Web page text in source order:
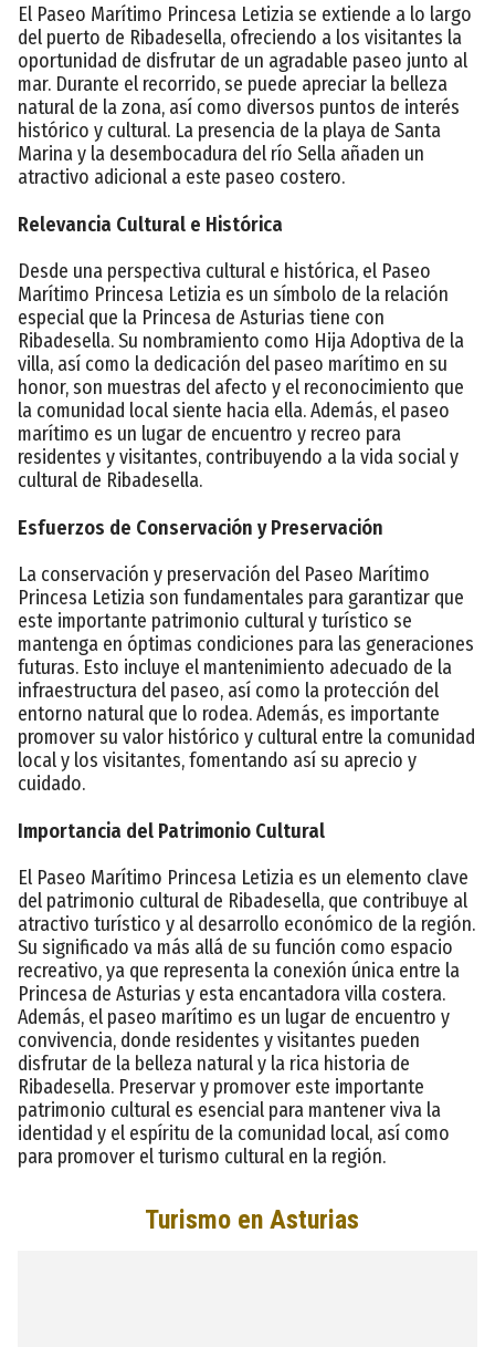
El Paseo Marítimo Princesa Letizia se extiende a lo largo
del puerto de Ribadesella, ofreciendo a los visitantes la
oportunidad de disfrutar de un agradable paseo junto al
mar. Durante el recorrido, se puede apreciar la belleza
natural de la zona, así como diversos puntos de interés
histórico y cultural. La presencia de la playa de Santa
Marina y la desembocadura del río Sella añaden un
atractivo adicional a este paseo costero.
Relevancia Cultural e Histórica
Desde una perspectiva cultural e histórica, el Paseo
Marítimo Princesa Letizia es un símbolo de la relación
especial que la Princesa de Asturias tiene con
Ribadesella. Su nombramiento como Hija Adoptiva de la
villa, así como la dedicación del paseo marítimo en su
honor, son muestras del afecto y el reconocimiento que
la comunidad local siente hacia ella. Además, el paseo
marítimo es un lugar de encuentro y recreo para
residentes y visitantes, contribuyendo a la vida social y
cultural de Ribadesella.
Esfuerzos de Conservación y Preservación
La conservación y preservación del Paseo Marítimo
Princesa Letizia son fundamentales para garantizar que
este importante patrimonio cultural y turístico se
mantenga en óptimas condiciones para las generaciones
futuras. Esto incluye el mantenimiento adecuado de la
infraestructura del paseo, así como la protección del
entorno natural que lo rodea. Además, es importante
promover su valor histórico y cultural entre la comunidad
local y los visitantes, fomentando así su aprecio y
cuidado.
Importancia del Patrimonio Cultural
El Paseo Marítimo Princesa Letizia es un elemento clave
del patrimonio cultural de Ribadesella, que contribuye al
atractivo turístico y al desarrollo económico de la región.
Su significado va más allá de su función como espacio
recreativo, ya que representa la conexión única entre la
Princesa de Asturias y esta encantadora villa costera.
Además, el paseo marítimo es un lugar de encuentro y
convivencia, donde residentes y visitantes pueden
disfrutar de la belleza natural y la rica historia de
Ribadesella. Preservar y promover este importante
patrimonio cultural es esencial para mantener viva la
identidad y el espíritu de la comunidad local, así como
para promover el turismo cultural en la región.